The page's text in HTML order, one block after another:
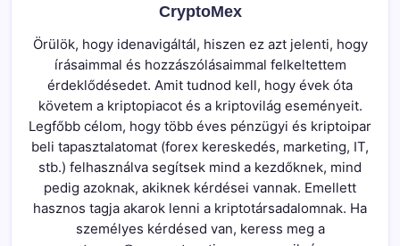
CryptoMex
Örülök, hogy idenavigáltál, hiszen ez azt jelenti, hogy
írásaimmal és hozzászólásaimmal felkeltettem
érdeklődésedet. Amit tudnod kell, hogy évek óta
követem a kriptopiacot és a kriptovilág eseményeit.
Legfőbb célom, hogy több éves pénzügyi és kriptoipar
beli tapasztalatomat (forex kereskedés, marketing, IT,
stb.) felhasználva segítsek mind a kezdőknek, mind
pedig azoknak, akiknek kérdései vannak. Emellett
hasznos tagja akarok lenni a kriptotársadalomnak. Ha
személyes kérdésed van, keress meg a